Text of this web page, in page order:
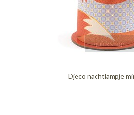
quickshop
Djeco nachtlampje